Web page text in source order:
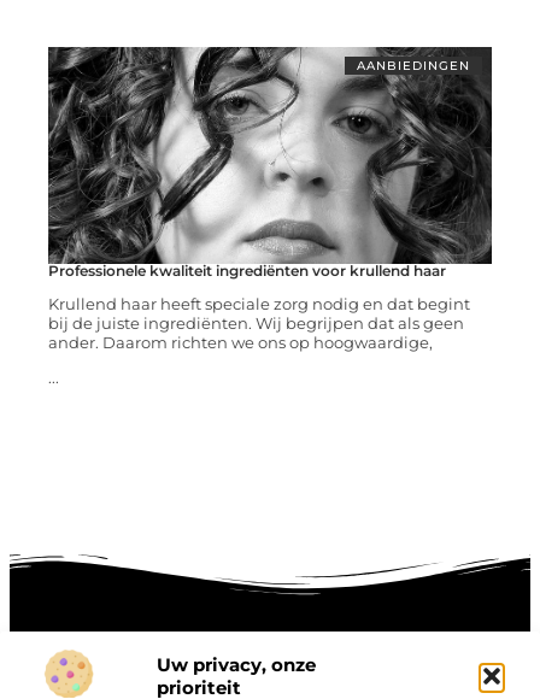
Uw privacy, onze
prioriteit
AANBIEDINGEN
Professionele kwaliteit ingrediënten voor krullend haar
Krullend haar heeft speciale zorg nodig en dat begint
bij de juiste ingrediënten. Wij begrijpen dat als geen
ander. Daarom richten we ons op hoogwaardige,
...
Onze informatie